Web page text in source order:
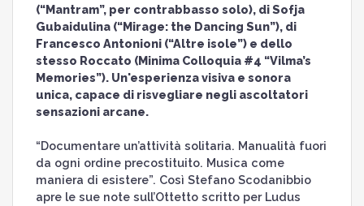
(“Mantram”, per contrabbasso solo), di Sofja
Gubaidulina (“Mirage: the Dancing Sun”), di
Francesco Antonioni (“Altre isole”) e dello
stesso Roccato (Minima Colloquia #4 “Vilma’s
Memories”). Un'esperienza visiva e sonora
unica, capace di risvegliare negli ascoltatori
sensazioni arcane.
“Documentare un’attività solitaria. Manualità fuori
da ogni ordine precostituito. Musica come
maniera di esistere”. Così Stefano Scodanibbio
apre le sue note sull’Ottetto scritto per Ludus